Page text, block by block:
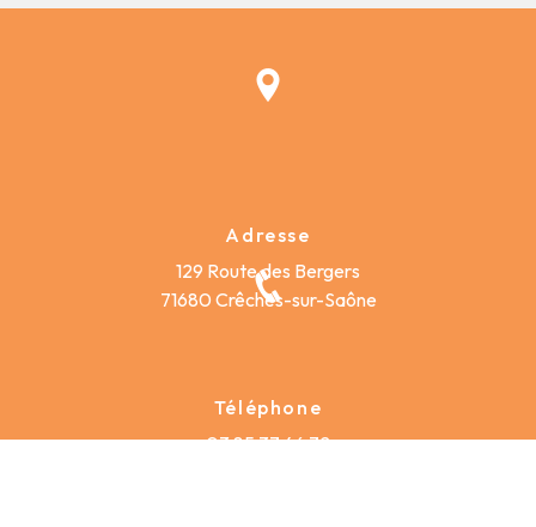
Adresse
129 Route des Bergers
71680 Crêches-sur-Saône
Téléphone
03 85 37 46 72